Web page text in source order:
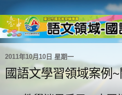
2011年10月10日 星期一
國語文學習領域案例